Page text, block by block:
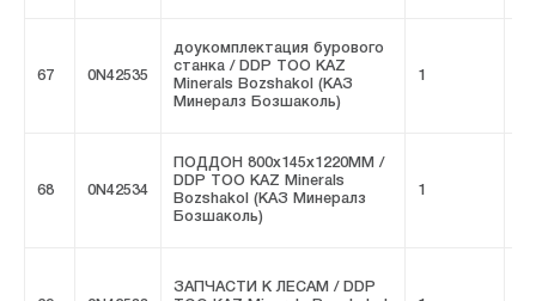
67 0N42535
доукомплектация бурового
станка / DDP ТОО KAZ
Minerals Bozshakol (КАЗ
Минералз Бозшаколь)
1
68 0N42534
ПОДДОН 800x145x1220ММ /
DDP ТОО KAZ Minerals
Bozshakol (КАЗ Минералз
Бозшаколь)
1
ЗАПЧАСТИ К ЛЕСАМ / DDP